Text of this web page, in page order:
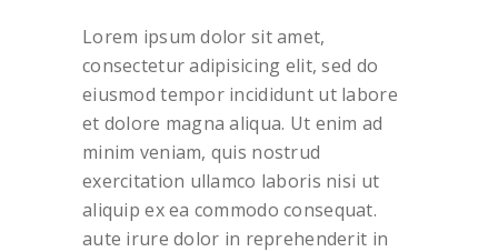
Lorem ipsum dolor sit amet,
consectetur adipisicing elit, sed do
eiusmod tempor incididunt ut labore
et dolore magna aliqua. Ut enim ad
minim veniam, quis nostrud
exercitation ullamco laboris nisi ut
aliquip ex ea commodo consequat.
aute irure dolor in reprehenderit in